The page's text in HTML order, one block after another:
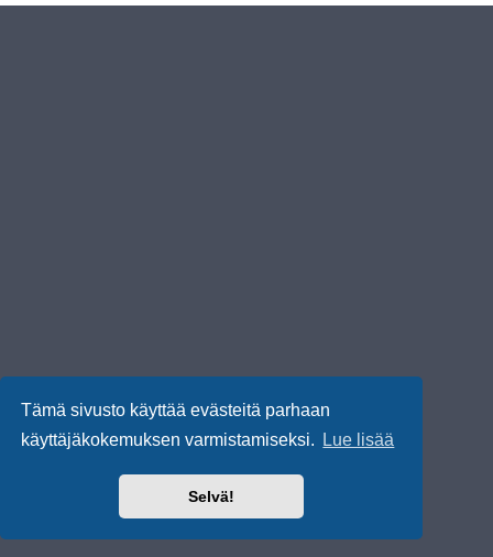
Tämä sivusto käyttää evästeitä parhaan
käyttäjäkokemuksen varmistamiseksi.
Lue lisää
Selvä!